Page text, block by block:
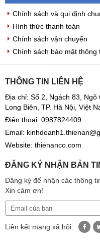
Chính sách và qui định
Hình thức thanh toán
Chính sách vận chuyển
Chính sách bảo mật thông
THÔNG TIN LIÊN HỆ
Địa chỉ: Số 2, Ngách 83, Ngõ
Long Biên, TP. Hà Nội, Việt
Điện thoại: 0987824409
Email:
Website: thienanco.com
ĐĂNG KÝ NHẬN BẢN
Đăng ký để nhận các thông
Xin cám ơn!
Liên kết mạng xã hội: